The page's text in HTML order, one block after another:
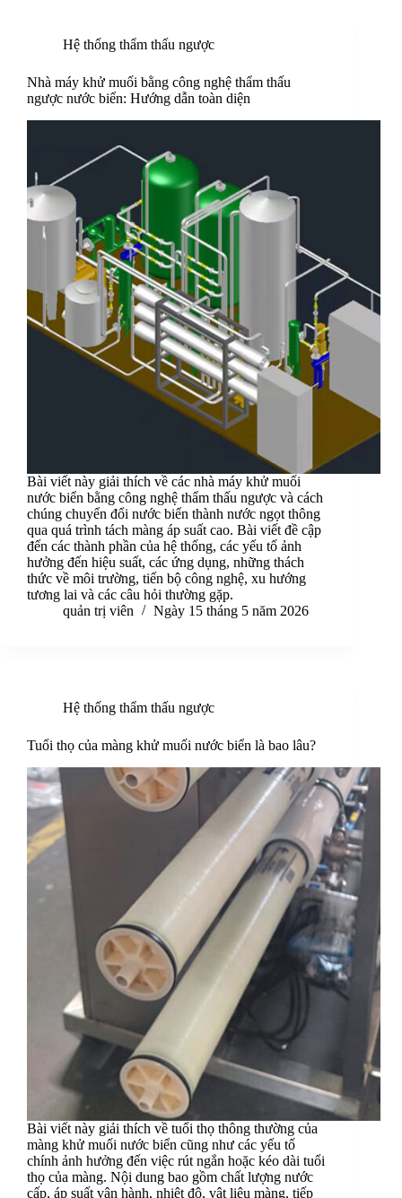
Hệ thống thẩm thấu ngược
Nhà máy khử muối bằng công nghệ thẩm thấu
ngược nước biển: Hướng dẫn toàn diện
Bài viết này giải thích về các nhà máy khử muối
nước biển bằng công nghệ thẩm thấu ngược và cách
chúng chuyển đổi nước biển thành nước ngọt thông
qua quá trình tách màng áp suất cao. Bài viết đề cập
đến các thành phần của hệ thống, các yếu tố ảnh
hưởng đến hiệu suất, các ứng dụng, những thách
thức về môi trường, tiến bộ công nghệ, xu hướng
tương lai và các câu hỏi thường gặp.
quản trị viên
Ngày 15 tháng 5 năm 2026
Hệ thống thẩm thấu ngược
Tuổi thọ của màng khử muối nước biển là bao lâu?
Bài viết này giải thích về tuổi thọ thông thường của
màng khử muối nước biển cũng như các yếu tố
chính ảnh hưởng đến việc rút ngắn hoặc kéo dài tuổi
thọ của màng. Nội dung bao gồm chất lượng nước
cấp, áp suất vận hành, nhiệt độ, vật liệu màng, tiếp